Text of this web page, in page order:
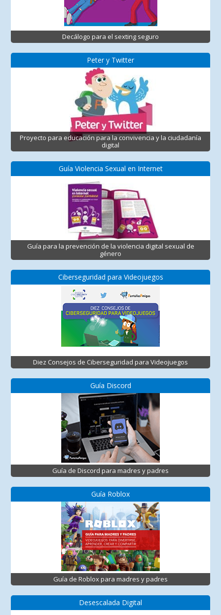
Decálogo para el sexting seguro
Peter y Twitter
Proyecto para educación para la convivencia y la ciudadanía
digital
Guía Violencia Sexual en Internet
Guía para la prevención de la violencia digital sexual de
género
Ciberseguridad para Videojuegos
Diez Consejos de Ciberseguridad para Videojuegos
Guía Discord
Guía de Discord para madres y padres
Guía Roblox
Guía de Roblox para madres y padres
Desescalada Digital